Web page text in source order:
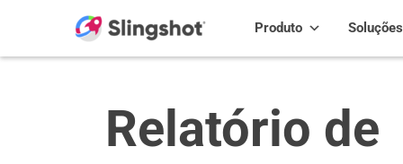
Produto Soluções
Relatório de